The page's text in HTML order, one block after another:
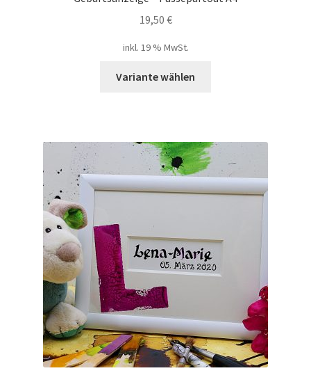
19,50 €
inkl. 19 % MwSt.
Variante wählen